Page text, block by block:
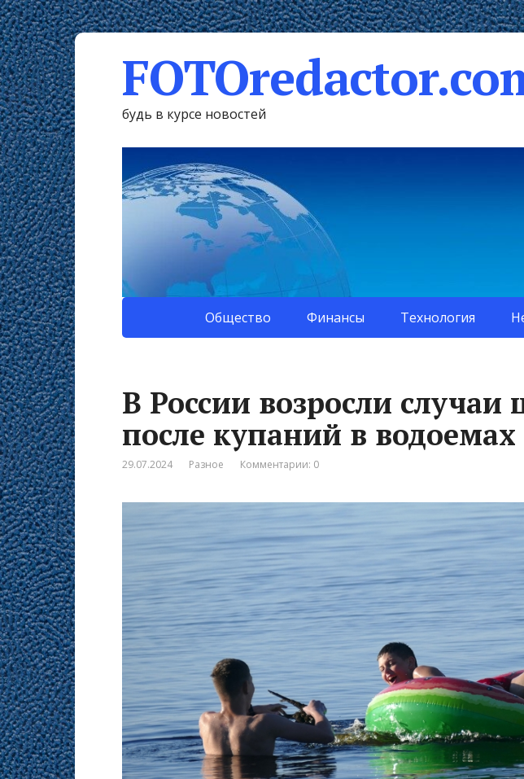
будь в курсе новостей
Общество Финансы Технология
В России возросли случаи
после купаний в водоемах
29.07.2024 Разное Комментарии: 0